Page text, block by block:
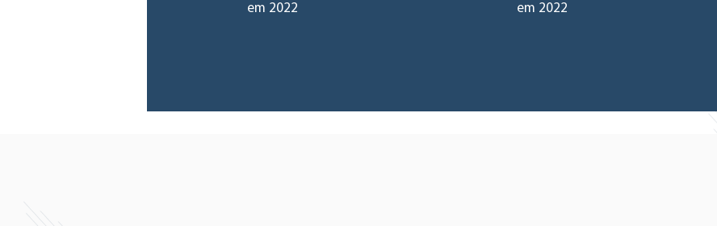
em 2022
em 2022